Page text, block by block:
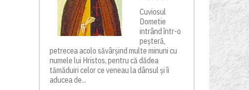
Cuviosul
Dometie
intrând într-o
peșteră,
petrecea acolo săvârșind multe minuni cu
numele lui Hristos, pentru că dădea
tămăduiri celor ce veneau la dânsul și îi
aducea de...